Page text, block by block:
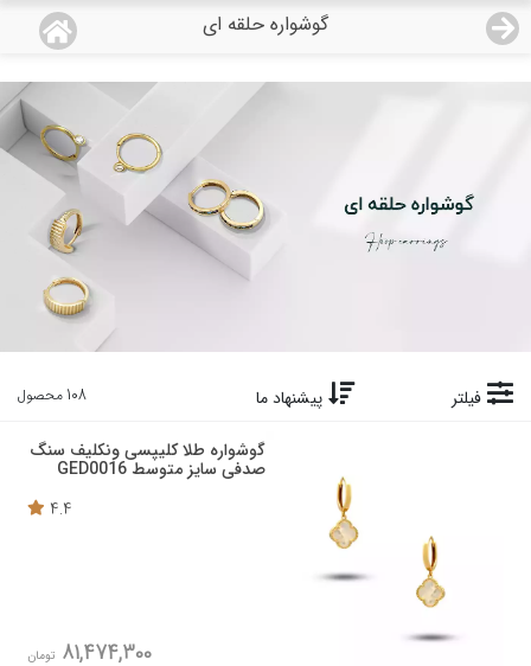
گوشواره حلقه ای
منو
نمایندگی ها
درباره ما
فیلتر پیشنهاد ما 108 محصول
گوشواره طلا کلیپسی ونکلیف سنگ
صدفی سایز متوسط GED0016
4.4
81,474,300 تومان